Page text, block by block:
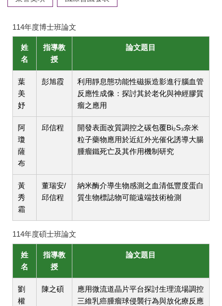
114年度博士班論文
姓
名
指導教
授
論文題目
葉
美
妤
彭旭霞
利用靜息態功能性磁振造影進行腦血管
反應性成像：探討其於老化與神經膠質
瘤之應用
阿
瓊
薩
布
邱信程
開發表面改質調控之碳包覆Bi₂S₃奈米
粒子藥物應用於近紅外光催化誘導大腸
腫瘤鐵死亡及其作用機制研究
黃
秀
霜
董瑞安/
邱信程
納米酶介導生物感測之血清低豐度蛋白
質生物標誌物可能遠端技術檢測
114年度碩士班論文
姓
名
指導教
授
論文題目
劉
權
陳之碩
應用微流道晶片平台探討生理流場調控
三維乳癌腫瘤球侵襲行為與放化療反應